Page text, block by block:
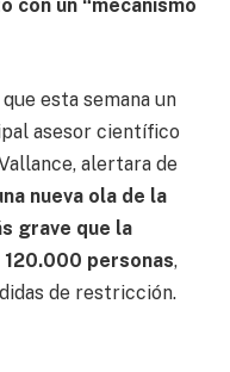
con un “mecanismo
esta semana un
asesor científico
alertara de
nueva ola de la
grave que la
personas,
de restricción.